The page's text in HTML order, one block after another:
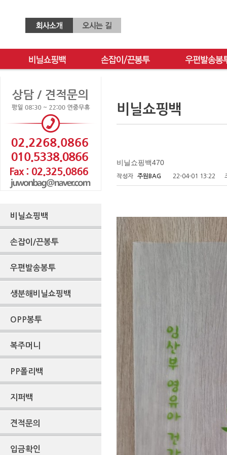
비닐쇼핑백
손잡이/끈봉투
우편발송봉투
생분해비닐쇼핑백
OPP봉투
복주머니
PP폴리백
지퍼백
견적문의
입금확인
비닐쇼핑백
비닐쇼핑백470
작성자 주원BAG 22-04-01 13:22